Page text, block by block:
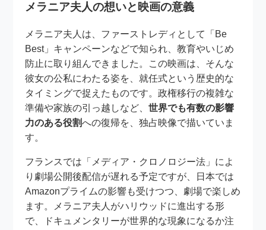
メラニア夫人の想いと映画の意義
メラニア夫人は、ファーストレディとして「Be
Best」キャンペーンなどで知られ、教育やいじめ
防止に取り組んできました。この映画は、そんな
彼女の公私にわたる姿を、就任式という歴史的な
タイミングで捉えたものです。政権移行の複雑な
準備や家族の引っ越しなど、世界でも有数の影響
力のある役割への復帰を、独占映像で描いていま
す。
フランスでは「メディア・クロノロジー法」によ
り劇場公開後配信が遅れる予定ですが、日本では
Amazonプライムの影響も受けつつ、劇場で楽しめ
ます。メラニア夫人がハリウッドに進出する形
で、ドキュメンタリーが世界的な現象になるか注